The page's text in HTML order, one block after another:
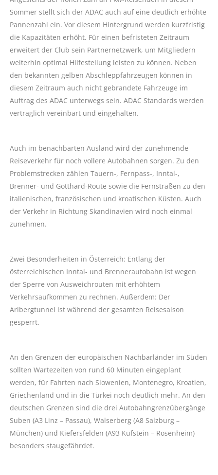
Sommer stellt sich der ADAC auch auf eine deutlich erhöhte
Pannenzahl ein. Vor diesem Hintergrund werden kurzfristig
die Kapazitäten erhöht. Für einen befristeten Zeitraum
erweitert der Club sein Partnernetzwerk, um Mitgliedern
weiterhin optimal Hilfestellung leisten zu können. Neben
den bekannten gelben Abschleppfahrzeugen können in
diesem Zeitraum auch nicht gebrandete Fahrzeuge im
Auftrag des ADAC unterwegs sein. ADAC Standards werden
vertraglich vereinbart und eingehalten.
Auch im benachbarten Ausland wird der zunehmende
Reiseverkehr für noch vollere Autobahnen sorgen. Zu den
Problemstrecken zählen Tauern-, Fernpass-, Inntal-,
Brenner- und Gotthard-Route sowie die Fernstraßen zu den
italienischen, französischen und kroatischen Küsten. Auch
der Verkehr in Richtung Skandinavien wird noch einmal
zunehmen.
Zwei Besonderheiten in Österreich: Entlang der
österreichischen Inntal- und Brennerautobahn ist wegen
der Sperre von Ausweichrouten mit erhöhtem
Verkehrsaufkommen zu rechnen. Außerdem: Der
Arlbergtunnel ist während der gesamten Reisesaison
gesperrt.
An den Grenzen der europäischen Nachbarländer im Süden
sollten Wartezeiten von rund 60 Minuten eingeplant
werden, für Fahrten nach Slowenien, Montenegro, Kroatien,
Griechenland und in die Türkei noch deutlich mehr. An den
deutschen Grenzen sind die drei Autobahngrenzübergänge
Suben (A3 Linz – Passau), Walserberg (A8 Salzburg –
München) und Kiefersfelden (A93 Kufstein – Rosenheim)
besonders staugefährdet.